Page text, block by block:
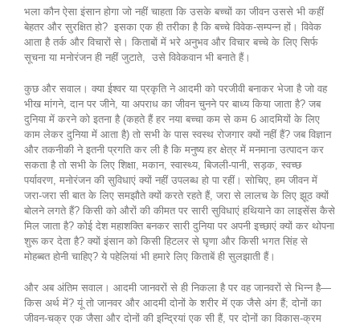
भला कौन ऐसा इंसान होगा जो नहीं चाहता कि उसके बच्चों का जीवन उससे भी कहीं
बेहतर और सुरक्षित हो? इसका एक ही तरीका है कि बच्चे विवेक-सम्पन्न हों। विवेक
आता है तर्क और विचारों से। किताबों में भरे अनुभव और विचार बच्चे के लिए सिर्फ
सूचना या मनोरंजन ही नहीं जुटाते, उसे विवेकवान भी बनाते हैं।
कुछ और सवाल। क्या ईश्वर या प्रकृति ने आदमी को परजीवी बनाकर भेजा है जो वह
भीख मांगने, दान पर जीने, या अपराध का जीवन चुनने पर बाध्य किया जाता है? जब
दुनिया में करने को इतना है (कहते हैं हर नया बच्चा कम से कम 6 आदमियों के लिए
काम लेकर दुनिया में आता है) तो सभी के पास स्वस्थ रोजगार क्यों नहीं हैं? जब विज्ञान
और तकनीकी ने इतनी प्रगति कर ली है कि मनुष्य हर क्षेत्र में मनमाना उत्पादन कर
सकता है तो सभी के लिए शिक्षा, मकान, स्वास्थ्य, बिजली-पानी, सड़क, स्वच्छ
पर्यावरण, मनोरंजन की सुविधाएं क्यों नहीं उपलब्ध हो पा रहीं। सोचिए, हम जीवन में
जरा-जरा सी बात के लिए समझौते क्यों करते रहते हैं, जरा से लालच के लिए झूठ क्यों
बोलने लगते हैं? किसी को औरों की कीमत पर सारी सुविधाएं हथियाने का लाइसेंस कैसे
मिल जाता है? कोई देश महाशक्ति बनकर सारी दुनिया पर अपनी इच्छाएं क्यों कर थोपना
शुरू कर देता है? क्यों इंसान को किसी हिटलर से घृणा और किसी भगत सिंह से
मोहब्बत होनी चाहिए? ये पहेलियां भी हमारे लिए किताबें ही सुलझाती हैं।
और अब अंतिम सवाल। आदमी जानवरों से ही निकला है पर वह जानवरों से भिन्न है—
किस अर्थ में? यूं तो जानवर और आदमी दोनों के शरीर में एक जैसे अंग हैं; दोनों का
जीवन-चक्र एक जैसा और दोनों की इन्द्रियां एक सी हैं, पर दोनों का विकास-क्रम